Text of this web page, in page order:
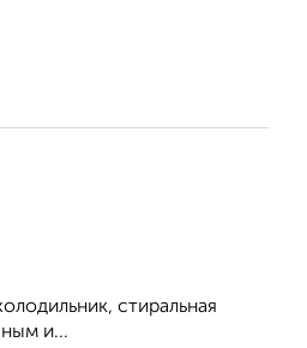
стиральная
и...